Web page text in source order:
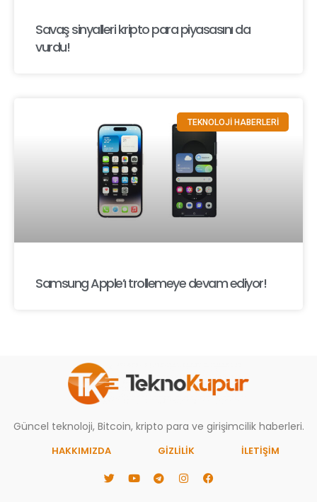
Savaş sinyalleri kripto para piyasasını da
vurdu!
TEKNOLOJİ HABERLERİ
Samsung Apple’ı trollemeye devam ediyor!
Güncel teknoloji, Bitcoin, kripto para ve girişimcilik haberleri.
HAKKIMIZDA GIZLILIK İLETİŞİM